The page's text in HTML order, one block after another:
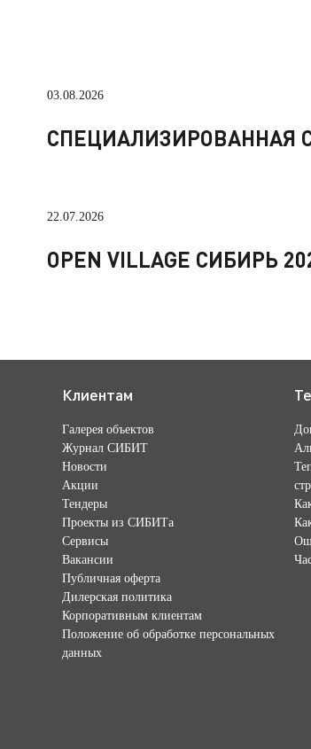
03.08.2026
СПЕЦИАЛИЗИРОВАННАЯ
22.07.2026
OPEN VILLAGE СИБИРЬ
Клиентам
Галерея объектов
Журнал СИБИТ
Новости
Акции
Тендеры
Проекты из СИБИТа
Сервисы
Вакансии
Публичная оферта
Дилерская политика
Корпоративным клиентам
Положение об обработке персональных
данных